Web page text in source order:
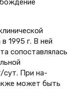
1995 г. В ней
сопоставлялась
сут. При на-
может быть